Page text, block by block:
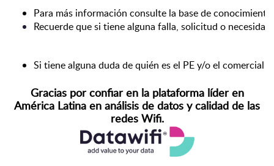
Para más información consulte la base de
Recuerde que si tiene alguna falla, solicitud o
Si tiene alguna duda de quién es el PE y/o el
Gracias por confiar en la plataforma líder en
América Latina en análisis de datos y calidad de las
redes Wifi.